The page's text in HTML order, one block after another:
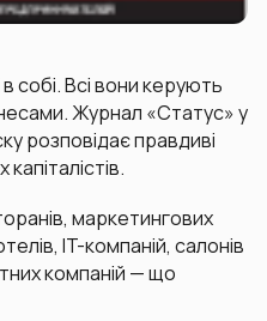
в собі. Всі вони керують
Журнал «Статус» у
розповідає правдиві
маркетингових
IT-компаній, салонів
компаній — що